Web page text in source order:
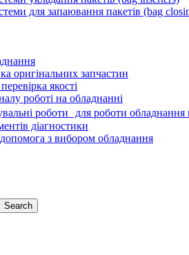
для запаювання пакетів (bag
оригінальних запчастин
якості
роботі на обладнанні
роботи для роботи обладнання
діагностики
з вибором обладнання
Search